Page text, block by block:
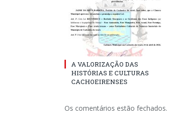
A VALORIZAÇÃO DAS
HISTÓRIAS E CULTURAS
CACHOEIRENSES
Os comentários estão fechados.